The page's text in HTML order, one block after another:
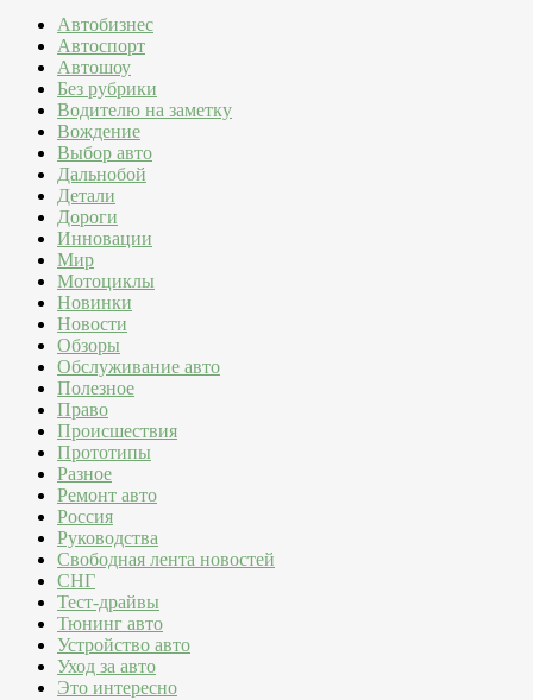
Автобизнес
Автоспорт
Автошоу
Без рубрики
Водителю на заметку
Вождение
Выбор авто
Дальнобой
Детали
Дороги
Инновации
Мир
Мотоциклы
Новинки
Новости
Обзоры
Обслуживание авто
Полезное
Право
Происшествия
Прототипы
Разное
Ремонт авто
Россия
Руководства
Свободная лента новостей
СНГ
Тест-драйвы
Тюнинг авто
Устройство авто
Уход за авто
Это интересно